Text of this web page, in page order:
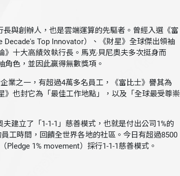
與創辦人，也是雲端運算的先驅者。曾經入選《富
Decade's Top Innovator）、《財星》全球傑出領袖
》十大高績效執行長。馬克‧貝尼奧夫多次挺身而
角色，並因此贏得無數獎項。
業之一，有超過4萬多名員工，《富比士》譽其為
》也封它為「最佳工作地點」，以及「全球最受尊崇
建立了「1-1-1」慈善模式，也就是付出公司1%的
工時間，回饋全世界各地的社區。今日有超過8500
Pledge 1% movement）採行1-1-1慈善模式。